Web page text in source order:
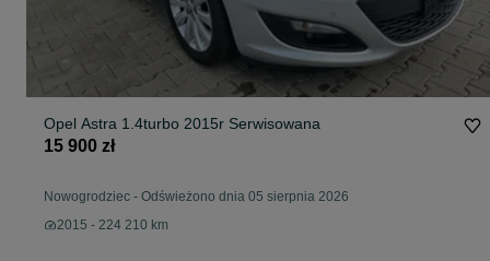
Opel Astra 1.4turbo 2015r Serwisowana
15 900 zł
Nowogrodziec - Odświeżono dnia 05 sierpnia 2026
2015 - 224 210 km